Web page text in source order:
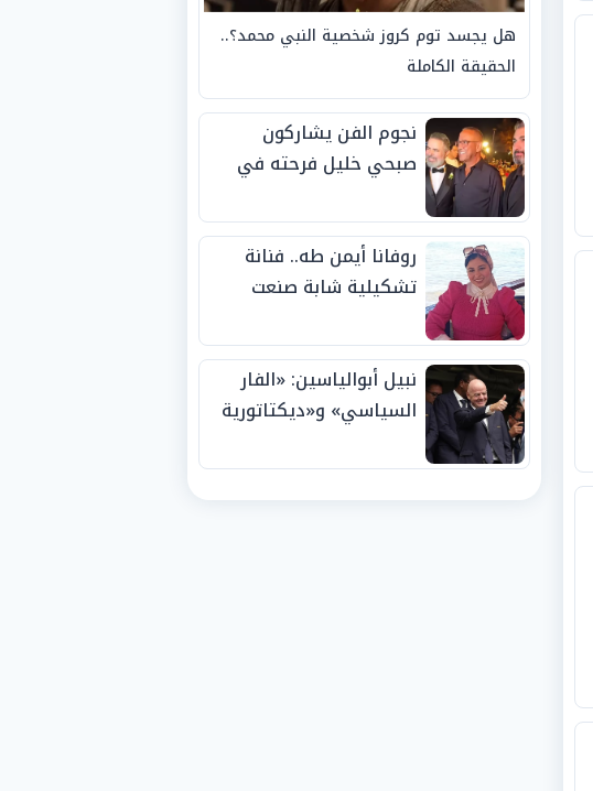
هل يجسد توم كروز شخصية النبي محمد؟..
الحقيقة الكاملة
نجوم الفن يشاركون
صبحي خليل فرحته في
روفانا أيمن طه.. فنانة
تشكيلية شابة صنعت
الجوائز منذ الصغر
نبيل أبوالياسين: «الفار
السياسي» و«ديكتاتورية
الفيفا».. وإقالة